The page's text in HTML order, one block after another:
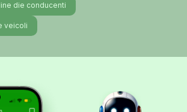
die conducenti
veicoli